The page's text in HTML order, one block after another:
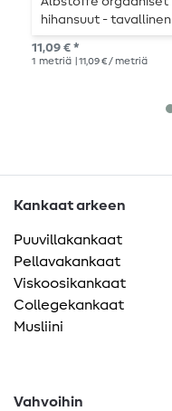
hihansuut - tavallinen
musta
11,09 € *
1 metriä | 11,09 € / metriä
Kankaat arkeen
Puuvillakankaat
Pellavakankaat
Viskoosikankaat
Collegekankaat
Musliini
Vahvoihin